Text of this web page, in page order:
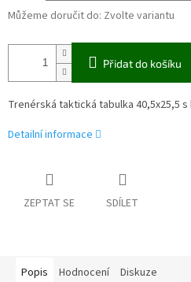
Můžeme doručit do: Zvolte variantu
Přidat do košíku
Trenérská taktická tabulka 40,5x25,5 s
Detailní informace
ZEPTAT SE SDÍLET
Popis Hodnocení Diskuze